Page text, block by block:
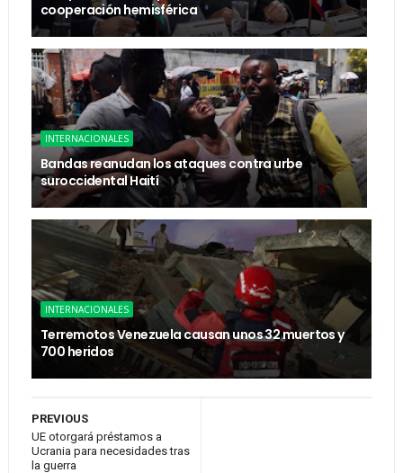
cooperación hemisférica
INTERNACIONALES
Bandas reanudan los ataques contra urbe
suroccidental Haití
INTERNACIONALES
Terremotos Venezuela causan unos 32 muertos y
700 heridos
PREVIOUS
UE otorgará préstamos a
Ucrania para necesidades tras
la guerra